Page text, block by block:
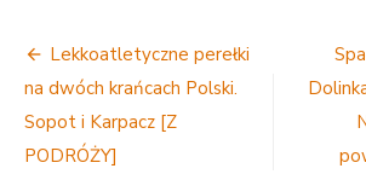
ale
był
Nawigacja
wpisu
Lekkoatletyczne perełki
na dwóch krańcach Polski.
Sopot i Karpacz [Z
PODRÓŻY]